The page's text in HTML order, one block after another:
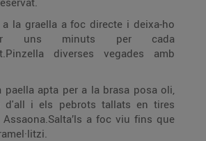
a la graella a foc directe i deixa-ho
uns minuts per cada
diverses vegades amb
paella apta per a la brasa posa oli,
d'all i els pebrots tallats en tires
a foc viu fins que